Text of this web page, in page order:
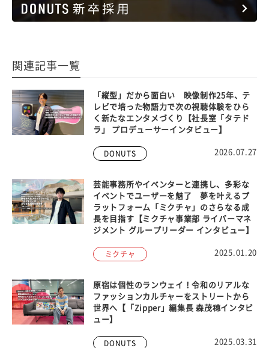
関連記事一覧
DONUTS 2026.07.27
「縦型」だから面白い 映像制作25年、テ
レビで培った物語力で次の視聴体験をひら
く新たなエンタメづくり【社長室「タテド
ラ」 プロデューサーインタビュー】
ミクチャ 2025.01.20
芸能事務所やイベンターと連携し、多彩な
イベントでユーザーを魅了 夢を叶えるプ
ラットフォーム「ミクチャ」のさらなる成
長を目指す【ミクチャ事業部 ライバーマネ
ジメント グループリーダー インタビュー】
DONUTS 2025.03.31
原宿は個性のランウェイ！令和のリアルな
ファッションカルチャーをストリートから
世界へ【「Zipper」編集長 森茂穗インタビ
ュー】